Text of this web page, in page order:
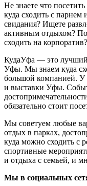
Не знаете что
куда сходить с
свидания? Ищете
активным отдыхом?
сходить на
КудаУфа — это лучший
Уфы. Мы знаем куда
большой компанией. У
и выставки Уфы.
обязательно стоит
Мы советуем любые
отдых в парках,
куда можно сходить с
спортивные
и отдыха с семьей, и
Мы в социальных